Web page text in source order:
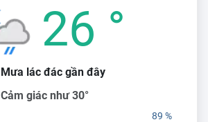
26 °
Mưa lác đác gần đây
Cảm giác như 30°
89 %